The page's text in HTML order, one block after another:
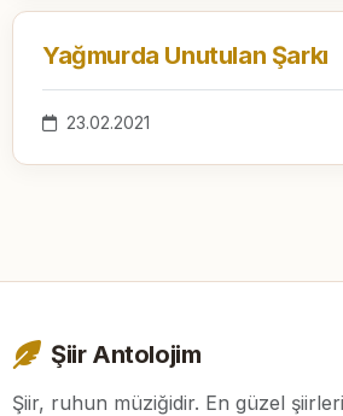
Yağmurda Unutulan Şarkı
23.02.2021
Şiir Antolojim
Şiir, ruhun müziğidir. En güzel